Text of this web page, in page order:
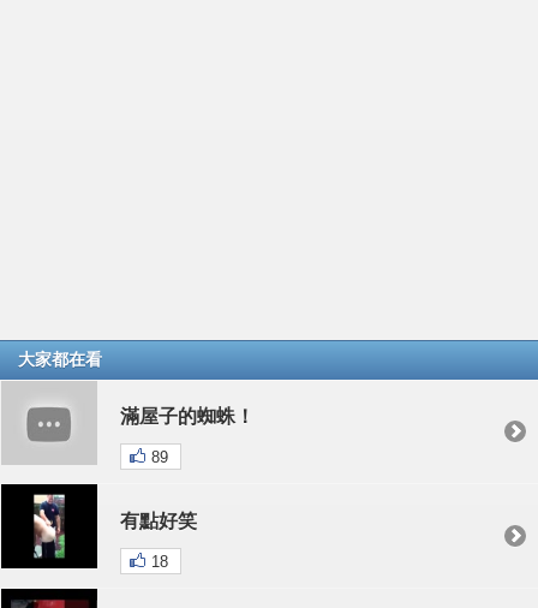
大家都在看
滿屋子的蜘蛛！
89
有點好笑
18